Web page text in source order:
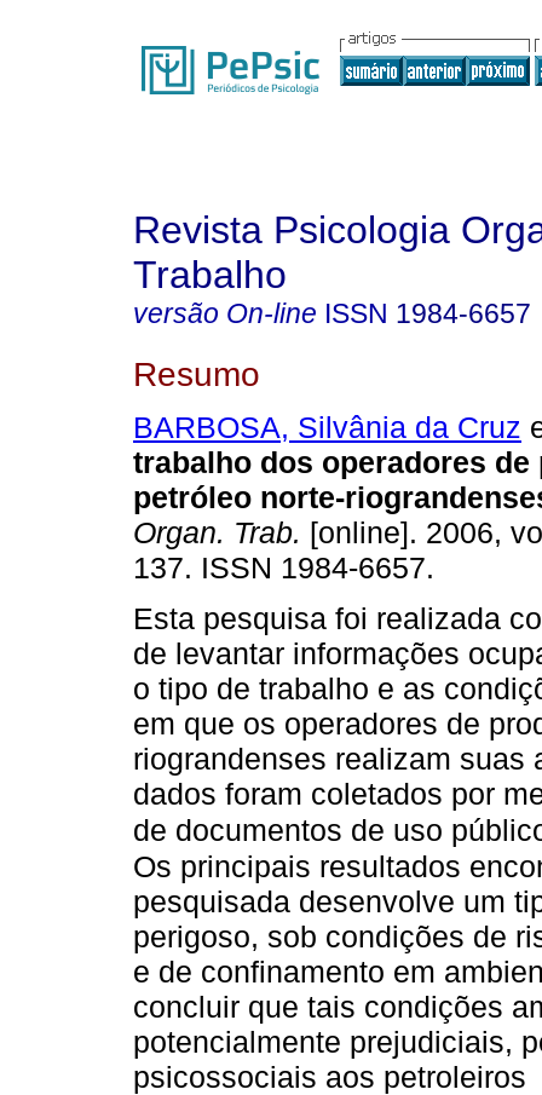
Revista Psicologia
Trabalho
versão On-line ISSN 1984-6657
Resumo
BARBOSA, Silvânia da Cruz
trabalho dos operadores de
petróleo norte-
Organ. Trab. [online]. 2006,
137. ISSN 1984-6657.
Esta pesquisa foi realizada
de levantar informações
o tipo de trabalho e as
em que os operadores de
riograndenses realizam suas
dados foram coletados por
de documentos de uso
Os principais resultados
pesquisada desenvolve um
perigoso, sob condições de
e de confinamento em
concluir que tais condições
potencialmente prejudiciais,
psicossociais aos petroleiros